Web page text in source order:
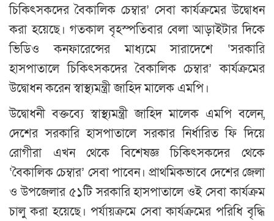
চিকিৎসকদের বৈকালিক চেম্বার’ সেবা কার্যক্রমের উদ্বোধন
করা হয়েছে। গতকাল বৃহস্পতিবার বেলা আড়াইটার দিকে
ভিডিও কনফারেন্সের মাধ্যমে সারাদেশে ‘সরকারি
হাসপাতালে চিকিৎসকদের বৈকালিক চেম্বার’ কার্যক্রমের
উদ্বোধন করেন স্বাস্থ্যমন্ত্রী জাহিদ মালেক এমপি।
উদ্বোধনী বক্তব্যে স্বাস্থ্যমন্ত্রী জাহিদ মালেক এমপি বলেন,
দেশের সরকারি হাসপাতালে সরকার নির্ধারিত ফি দিয়ে
রোগীরা এখন থেকে বিশেষজ্ঞ চিকিৎসকদের থেকে
‘বৈকালিক চেম্বার’ সেবা পাবেন। প্রাথমিকভাবে দেশের জেলা
ও উপজেলার ৫১টি সরকারি হাসপাতালে ওই সেবা কার্যক্রম
চালু করা হয়েছে। পর্যায়ক্রমে সেবা কার্যক্রমের পরিধি বৃদ্ধি